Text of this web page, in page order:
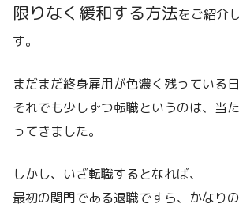
限りなく緩和する方法をご紹介
す。
まだまだ終身雇用が色濃く残っている日
それでも少しずつ転職というのは、当
ってきました。
しかし、いざ転職するとなれば、
最初の関門である退職ですら、かなり